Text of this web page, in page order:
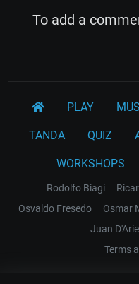
To add a
PLAY
TANDA QUIZ
WORKSHOPS
Rodolfo Biagi
Osvaldo Fresedo
Osmar
Juan
Terms